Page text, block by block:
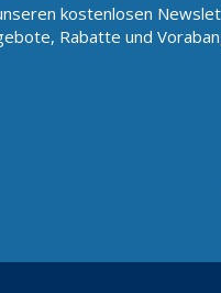
kostenlosen
Rabatte und